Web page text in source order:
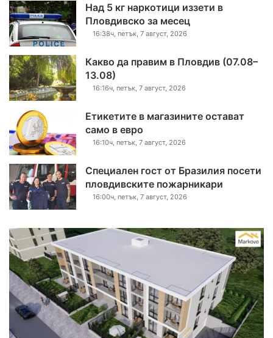
Над 5 кг наркотици иззети в
Пловдивско за месец
16:38ч, петък, 7 август, 2026
Какво да правим в Пловдив (07.08–
13.08)
16:16ч, петък, 7 август, 2026
Етикетите в магазините остават
само в евро
16:10ч, петък, 7 август, 2026
Специален гост от Бразилия посети
пловдивските пожарникари
16:00ч, петък, 7 август, 2026